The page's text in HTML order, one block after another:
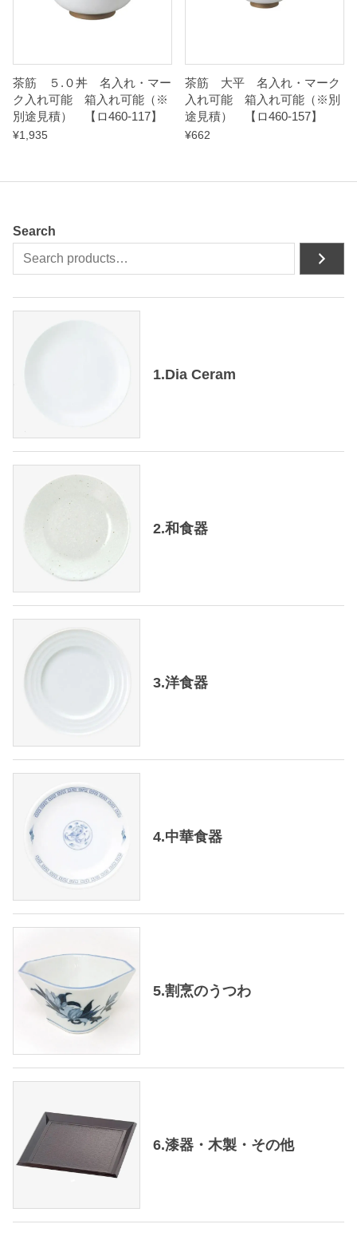
茶筋 ５.０丼 名入れ・マー
ク入れ可能 箱入れ可能（※
別途見積） 【ロ460-117】
¥1,935
茶筋 大平 名入れ・マーク
入れ可能 箱入れ可能（※別
途見積） 【ロ460-157】
¥662
Search
1.Dia Ceram
2.和食器
3.洋食器
4.中華食器
5.割烹のうつわ
6.漆器・木製・その他